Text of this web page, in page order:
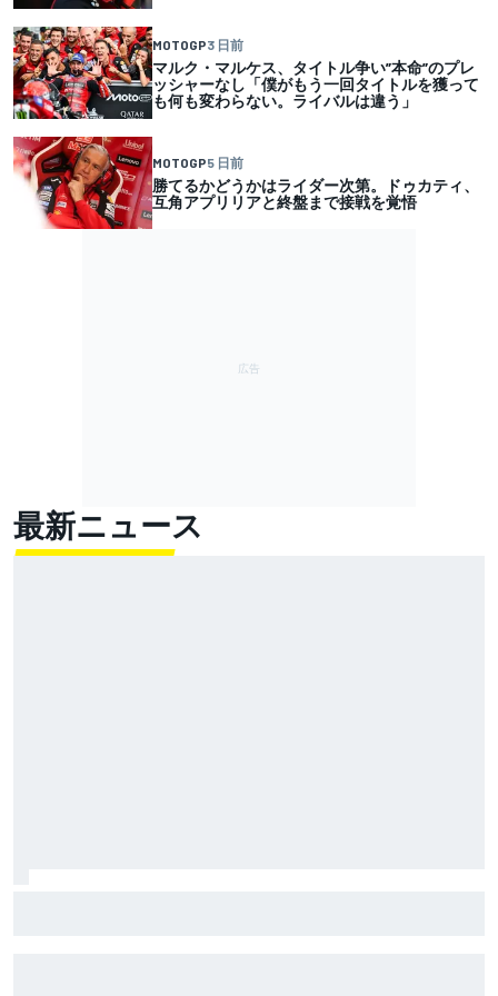
MOTOGP3 日前
マルク・マルケス、タイトル争い”本命”のプレ
ッシャーなし「僕がもう一回タイトルを獲って
も何も変わらない。ライバルは違う」
MOTOGP5 日前
勝てるかどうかはライダー次第。ドゥカティ、
互角アプリリアと終盤まで接戦を覚悟
最新ニュース